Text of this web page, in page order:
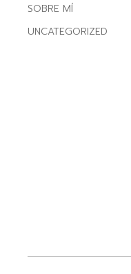
SOBRE MÍ
UNCATEGORIZED